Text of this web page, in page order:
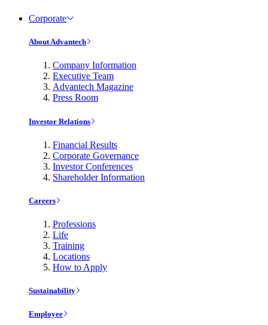
Corporate
About Advantech
Company Information
Executive Team
Advantech Magazine
Press Room
Investor Relations
Financial Results
Corporate Governance
Investor Conferences
Shareholder Information
Careers
Professions
Life
Training
Locations
How to Apply
Sustainability
Employee